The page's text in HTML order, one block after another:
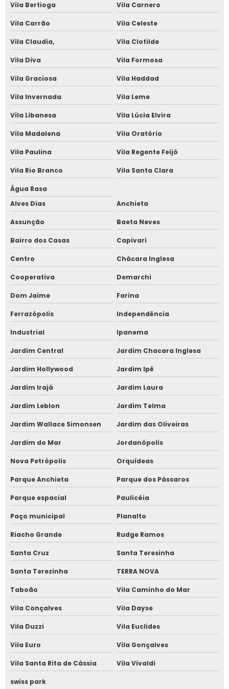
clínica exame
Jardim Itapeva
telefone de
segurança do
Paulo
segurança do
telefone de
especializada
do trabalho
Jardim
Primavera
clínicas de
trabalho
Guararema
exame
admissional
contato Vila
contato de
ocupacional Alto
contato de
clínica de exame
Paulista
telefone de
admissional São
clínica medicina
do trabalho Boa
Vila Bertioga Vila Carnero
Vila Carrão Vila Celeste
Vila Claudia, Vila Clotilde
Vila Diva Vila Formosa
Vila Graciosa Vila Haddad
Vila Invernada Vila Leme
Vila Libanesa Vila Lúcia Elvira
Vila Madalena Vila Oratório
Vila Paulina Vila Regente Feijó
Vila Rio Branco Vila Santa Clara
Água Rasa
Alves Dias
Anchieta
Assunção Baeta Neves
Bairro dos Casas Capivari
Centro Chácara Inglesa
Cooperativa Demarchi
Dom Jaime Farina
Ferrazópolis Independência
Industrial Ipanema
Jardim Central Jardim Chacara Inglesa
Jardim Hollywood Jardim Ipê
Jardim Irajá Jardim Laura
Jardim Leblon Jardim Telma
Jardim Wallace Simonsen Jardim das Oliveiras
Jardim do Mar Jordanópolis
Nova Petrópolis Orquídeas
Parque Anchieta Parque dos Pássaros
Parque espacial Paulicéia
Paço municipal Planalto
Riacho Grande Rudge Ramos
Santa Cruz Santa Teresinha
Santa Terezinha TERRA NOVA
Taboão Vila Caminho do Mar
Vila Conçalves Vila Dayse
Vila Duzzi Vila Euclides
Vila Euro Vila Gonçalves
Vila Santa Rita de Cássia Vila Vivaldi
swiss park